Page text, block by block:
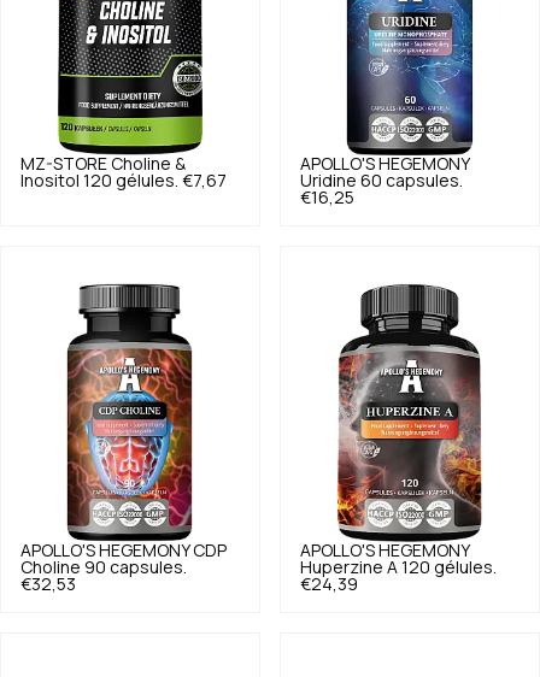
MZ-STORE Choline &
Inositol 120 gélules. €7,67
APOLLO'S HEGEMONY
Uridine 60 capsules.
€16,25
APOLLO'S HEGEMONY CDP
Choline 90 capsules.
€32,53
APOLLO'S HEGEMONY
Huperzine A 120 gélules.
€24,39